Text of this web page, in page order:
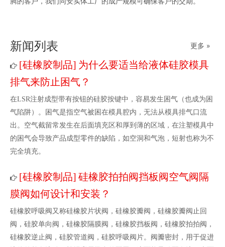
新闻列表 更多 »
[硅橡胶制品] 为什么要适当给液体硅胶模具
排气来防止困气？
在LSR注射成型带有按钮的硅胶按键中，容易发生困气（也成为困
气陷阱）。困气是指空气被困在模具腔内，无法从模具排气口流
出。空气截留常发生在后面填充区和厚到薄的区域，在注塑模具中
的困气会导致产品成型零件的缺陷，如空洞和气泡，短射也称为不
完全填充。
[硅橡胶制品] 硅橡胶拍拍阀挡板阀空气阀隔
膜阀如何设计和安装？
硅橡胶呼吸阀又称硅橡胶片状阀，硅橡胶瓣阀，硅橡胶瓣阀止回
阀，硅胶单向阀，硅橡胶隔膜阀，硅橡胶挡板阀，硅橡胶拍拍阀，
硅橡胶逆止阀，硅胶管道阀，硅胶呼吸阀片。阀瓣密封，用于促进